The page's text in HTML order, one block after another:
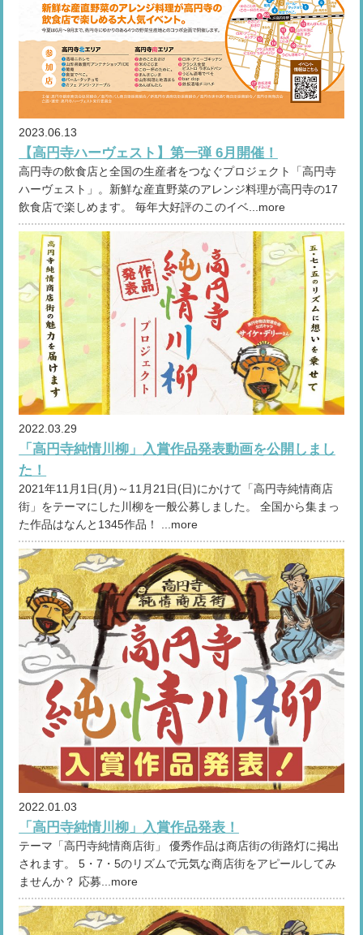
2023.06.13
【高円寺ハーヴェスト】第一弾 6月開催！
高円寺の飲食店と全国の生産者をつなぐプロジェクト「高円寺
ハーヴェスト」。新鮮な産直野菜のアレンジ料理が高円寺の17
飲食店で楽しめます。 毎年大好評のこのイベ...more
2022.03.29
「高円寺純情川柳」入賞作品発表動画を公開しまし
た！
2021年11月1日(月)～11月21日(日)にかけて「高円寺純情商店
街」をテーマにした川柳を一般公募しました。 全国から集まっ
た作品はなんと1345作品！ ...more
2022.01.03
「高円寺純情川柳」入賞作品発表！
テーマ「高円寺純情商店街」 優秀作品は商店街の街路灯に掲出
されます。 5・7・5のリズムで元気な商店街をアピールしてみ
ませんか？ 応募...more